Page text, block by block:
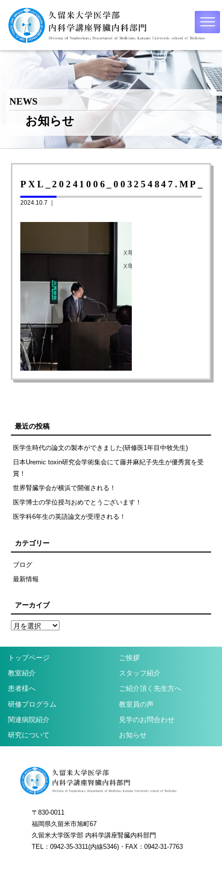
NEWS
お知らせ
PXL_20241006_003254847.MP_
2024.10.7 ｜
最近の投稿
医学生時代の論文の製本ができました(研修医1年目中牧先生)
日本Uremic toxin研究会学術集会にて藤井麻紀子先生が優秀賞を受
賞！
世界腎臓学会が横浜で開催される！
医学博士の学位授与おめでとうございます！
医学科6年生の英語論文が受理される！
カテゴリー
ブログ
最新情報
アーカイブ
トップページ
ご挨拶
教室紹介
スタッフ紹介
患者様へ
ご紹介頂く先生方へ
研修プログラム
教室員の声
関連病院紹介
見学のお問合わせ
研究について
お知らせ
〒830-0011
福岡県久留米市旭町67
久留米大学医学部 内科学講座腎臓内科部門
TEL：0942-35-3311(内線5346)・FAX：0942-31-7763